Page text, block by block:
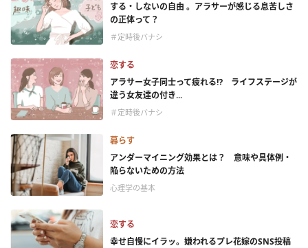
する・しないの自由 。アラサーが感じる息苦しさ
の正体って？
＃定時後バナシ
恋する
アラサー女子同士って疲れる⁉ ライフステージが
違う女友達の付き...
＃定時後バナシ
暮らす
アンダーマイニング効果とは？ 意味や具体例・
陥らないための方法
心理学の基本
恋する
幸せ自慢にイラッ。嫌われるプレ花嫁のSNS投稿